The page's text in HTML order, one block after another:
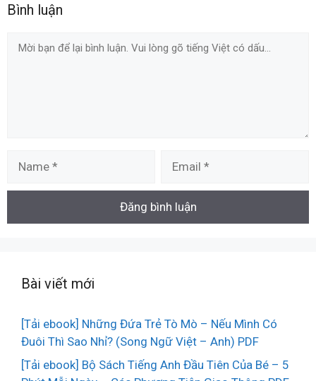
Bình luận
Comment
Bài viết mới
[Tải ebook] Những Đứa Trẻ Tò Mò – Nếu Mình Có
Đuôi Thì Sao Nhỉ? (Song Ngữ Việt – Anh) PDF
[Tải ebook] Bộ Sách Tiếng Anh Đầu Tiên Của Bé – 5